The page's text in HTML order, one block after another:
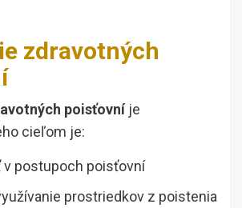
zdravotných
poisťovníje
cieľom je:
postupoch poisťovní
prostriedkov z poistenia